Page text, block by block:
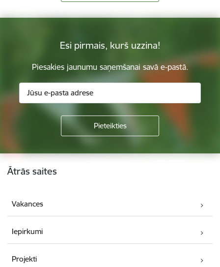
Esi pirmais, kurš uzzina!
Piesakies jaunumu saņemšanai savā e-pastā.
Kājene
Ātrās saites
Vakances
Iepirkumi
Projekti